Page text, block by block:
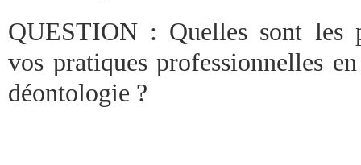
QUESTION : Quelles sont les
vos pratiques professionnelles
déontologie ?